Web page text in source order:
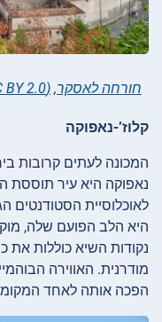
חורחה לאסקר,
(CC BY 2.0)
קלוז’-נאפוקה
המכונה לעתים קרובות
נאפוקה היא עיר תוססת
לאוכלוסיית הסטודנטים
היא הלב הפועם שלה,
נקודות השיא כוללות את
מודרנית. האווירה
הפכה אותה לאחד